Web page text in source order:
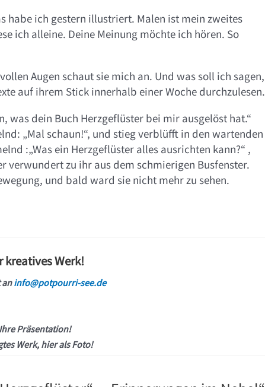
habe ich gestern illustriert. Malen ist mein zweites
ich alleine. Deine Meinung möchte ich hören. So
Augen schaut sie mich an. Und was soll ich sagen,
auf ihrem Stick innerhalb einer Woche durchzulesen.
was dein Buch Herzgeflüster bei mir ausgelöst hat.“
„Mal schaun!“, und stieg verblüfft in den wartenden
:„Was ein Herzgeflüster alles ausrichten kann?“ ,
verwundert zu ihr aus dem schmierigen Busfenster.
und bald ward sie nicht mehr zu sehen.
Werk!
aninfo@potpourri-see.de
Präsentation!
Werk, hier als Foto!